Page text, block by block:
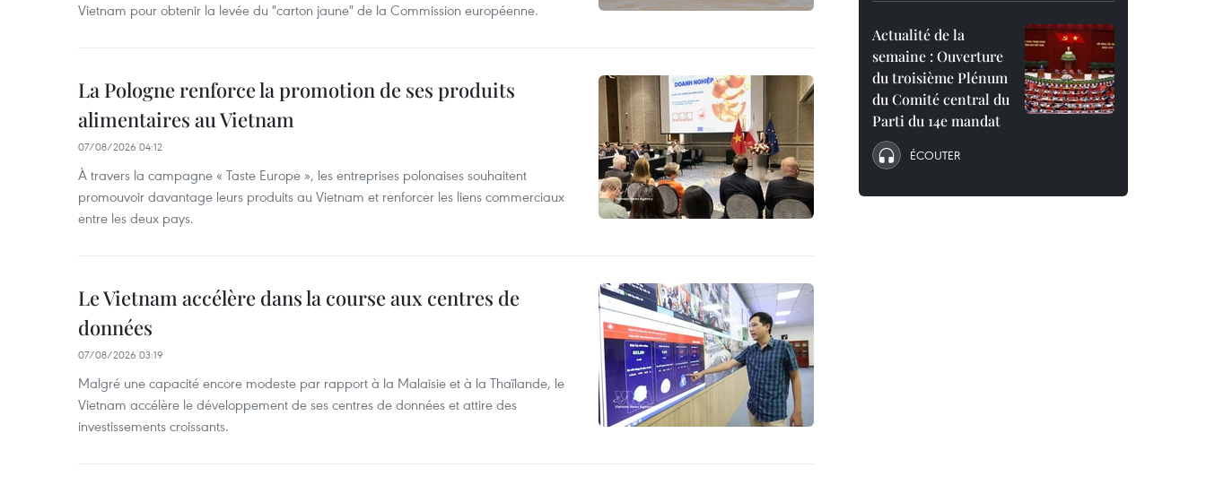
Vietnam pour obtenir la levée du "carton jaune" de la Commission européenne.
La Pologne renforce la promotion de ses produits
alimentaires au Vietnam
07/08/2026 04:12
À travers la campagne « Taste Europe », les entreprises polonaises souhaitent
promouvoir davantage leurs produits au Vietnam et renforcer les liens commerciaux
entre les deux pays.
Le Vietnam accélère dans la course aux centres de
données
07/08/2026 03:19
Malgré une capacité encore modeste par rapport à la Malaisie et à la Thaïlande, le
Vietnam accélère le développement de ses centres de données et attire des
investissements croissants.
Actualité de la
semaine : Ouverture
du troisième Plénum
du Comité central du
Parti du 14e mandat
ÉCOUTER